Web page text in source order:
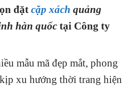
đặt cặp xách quảng
hàn quốc tại Công ty
mẫu mã đẹp mắt, phong
xu hướng thời trang hiện